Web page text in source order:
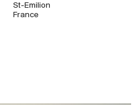
St-Emilion
France